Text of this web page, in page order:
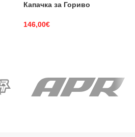
Капачка за Гориво
146,00€